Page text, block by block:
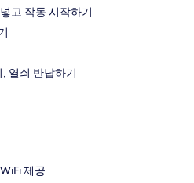
고 작동 시작하기
열쇠 반납하기
제공